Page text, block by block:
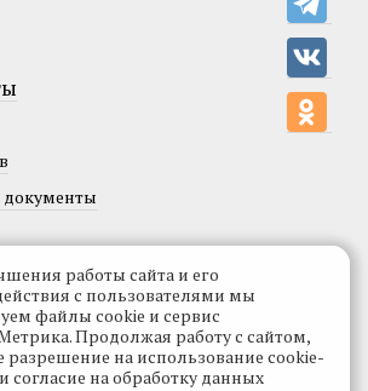
работы сайта и его
с пользователями мы
файлы cookie и сервис
Продолжая работу с сайтом,
разрешение на использование cookie-
согласие на обработку данных